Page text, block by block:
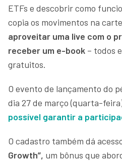
ETFs e descobrir como
copia os movimentos na
aproveitar uma live com o
receber um e-book – todos
gratuitos.
O evento de lançamento do
dia 27 de março (quarta-
possível garantir a
O cadastro também dá
Growth”, um bônus que